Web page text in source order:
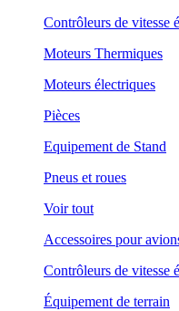
Contrôleurs de vitesse
Moteurs Thermiques
Moteurs électriques
Pièces
Equipement de Stand
Pneus et roues
Voir tout
Accessoires pour
Contrôleurs de vitesse
Équipement de terrain